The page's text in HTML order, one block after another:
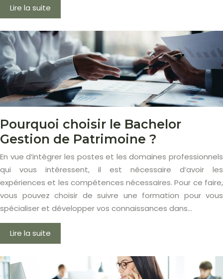
Lire la suite
Pourquoi choisir le Bachelor
Gestion de Patrimoine ?
En vue d’intégrer les postes et les domaines professionnels
qui vous intéressent, il est nécessaire d’avoir les
expériences et les compétences nécessaires. Pour ce faire,
vous pouvez choisir de suivre une formation pour vous
spécialiser et développer vos connaissances dans…
Lire la suite